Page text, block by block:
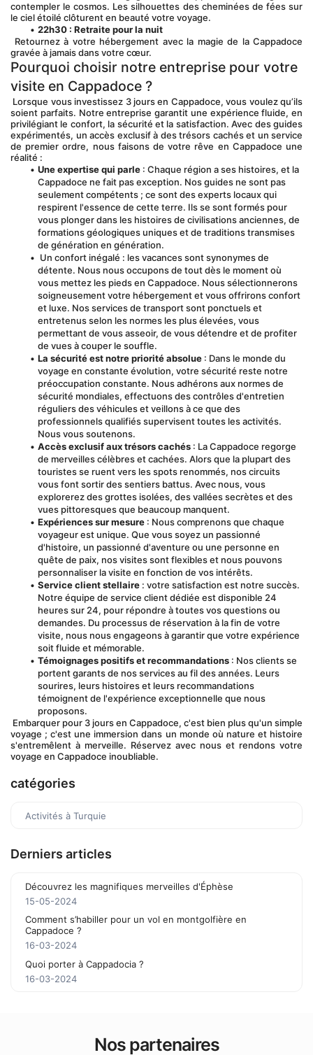
contempler le cosmos. Les silhouettes des cheminées de fées sur
le ciel étoilé clôturent en beauté votre voyage.
22h30 : Retraite pour la nuit
gravée à jamais dans votre cœur.
Pourquoi choisir notre entreprise pour votre
visite en Cappadoce ?
soient parfaits. Notre entreprise garantit une expérience fluide, en
privilégiant le confort, la sécurité et la satisfaction. Avec des guides
expérimentés, un accès exclusif à des trésors cachés et un service
de premier ordre, nous faisons de votre rêve en Cappadoce une
réalité :
Une expertise qui parle : Chaque région a ses histoires, et la
Cappadoce ne fait pas exception. Nos guides ne sont pas
seulement compétents ; ce sont des experts locaux qui
respirent l'essence de cette terre. Ils se sont formés pour
vous plonger dans les histoires de civilisations anciennes, de
formations géologiques uniques et de traditions transmises
de génération en génération.
Un confort inégalé : les vacances sont synonymes de
détente. Nous nous occupons de tout dès le moment où
vous mettez les pieds en Cappadoce. Nous sélectionnerons
soigneusement votre hébergement et vous offrirons confort
et luxe. Nos services de transport sont ponctuels et
entretenus selon les normes les plus élevées, vous
permettant de vous asseoir, de vous détendre et de profiter
de vues à couper le souffle.
La sécurité est notre priorité absolue : Dans le monde du
voyage en constante évolution, votre sécurité reste notre
préoccupation constante. Nous adhérons aux normes de
sécurité mondiales, effectuons des contrôles d'entretien
réguliers des véhicules et veillons à ce que des
professionnels qualifiés supervisent toutes les activités.
Nous vous soutenons.
Accès exclusif aux trésors cachés : La Cappadoce regorge
de merveilles célèbres et cachées. Alors que la plupart des
touristes se ruent vers les spots renommés, nos circuits
vous font sortir des sentiers battus. Avec nous, vous
explorerez des grottes isolées, des vallées secrètes et des
vues pittoresques que beaucoup manquent.
Expériences sur mesure : Nous comprenons que chaque
voyageur est unique. Que vous soyez un passionné
d'histoire, un passionné d'aventure ou une personne en
quête de paix, nos visites sont flexibles et nous pouvons
personnaliser la visite en fonction de vos intérêts.
Service client stellaire : votre satisfaction est notre succès.
Notre équipe de service client dédiée est disponible 24
heures sur 24, pour répondre à toutes vos questions ou
demandes. Du processus de réservation à la fin de votre
visite, nous nous engageons à garantir que votre expérience
soit fluide et mémorable.
Témoignages positifs et recommandations : Nos clients se
portent garants de nos services au fil des années. Leurs
sourires, leurs histoires et leurs recommandations
témoignent de l'expérience exceptionnelle que nous
proposons.
voyage ; c'est une immersion dans un monde où nature et histoire
s'entremêlent à merveille. Réservez avec nous et rendons votre
voyage en Cappadoce inoubliable.
catégories
Activités à Turquie
Derniers articles
Découvrez les magnifiques merveilles d'Éphèse
15-05-2024
Comment s’habiller pour un vol en montgolfière en
Cappadoce ?
16-03-2024
Quoi porter à Cappadocia ?
16-03-2024
Nos partenaires